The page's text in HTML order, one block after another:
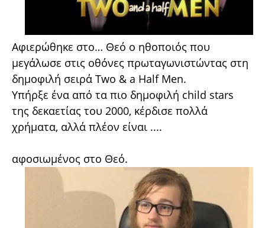
Αφιερώθηκε στο… Θεό ο ηθοποιός που
μεγάλωσε στις οθόνες πρωταγωνιστώντας στη
δημοφιλή σειρά Two & a Half Men.
Υπήρξε ένα από τα πιο δημοφιλή child stars
της δεκαετίας του 2000, κέρδισε πολλά
χρήματα, αλλά πλέον είναι ....
αφοσιωμένος στο Θεό.